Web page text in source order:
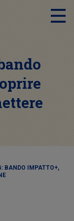
BANDO IMPATTO+,